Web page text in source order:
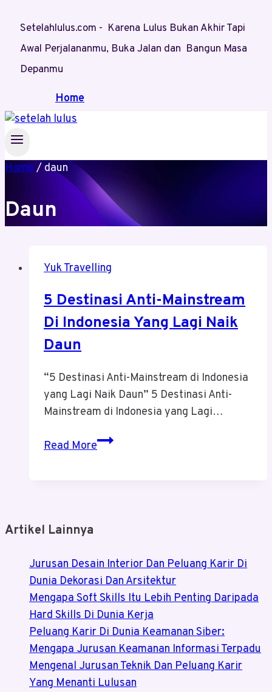
content
Setelahlulus.com - Karena Lulus Bukan Akhir Tapi
Awal Perjalananmu, Buka Jalan dan Bangun Masa
Depanmu
Home
Home/ daun
Daun
Yuk Travelling
5 Destinasi Anti-Mainstream
Di Indonesia Yang Lagi Naik
Daun
“5 Destinasi Anti-Mainstream di Indonesia
yang Lagi Naik Daun” 5 Destinasi Anti-
Mainstream di Indonesia yang Lagi…
Read More5
Lagi
Naik
Daun
Artikel Lainnya
Jurusan Desain Interior Dan Peluang Karir Di
Dunia Dekorasi Dan Arsitektur
Mengapa Soft Skills Itu Lebih Penting Daripada
Hard Skills Di Dunia Kerja
Peluang Karir Di Dunia Keamanan Siber:
Mengapa Jurusan Keamanan Informasi Terpadu
Mengenal Jurusan Teknik Dan Peluang Karir
Yang Menanti Lulusan